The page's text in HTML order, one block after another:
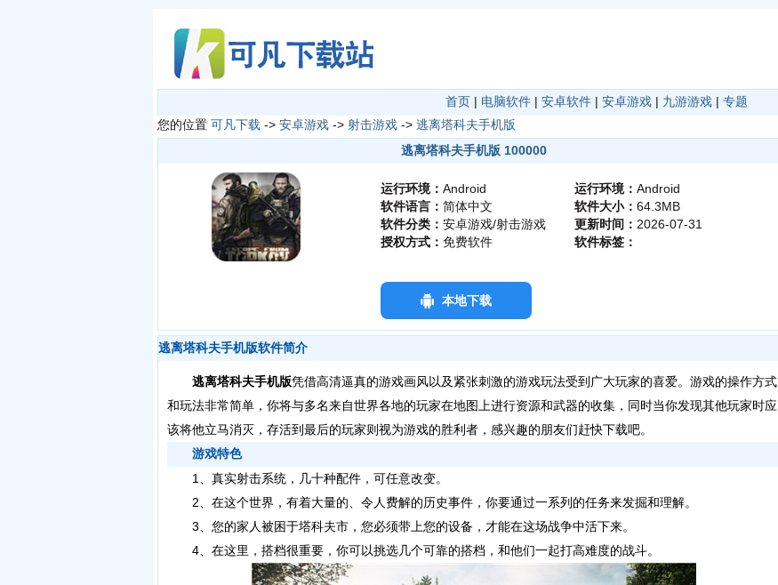
首页 | 电脑软件 | 安卓软件 | 安卓游戏 | 九游游戏 | 专题
您的位置 可凡下载 -> 安卓游戏 -> 射击游戏 -> 逃离塔科夫手机版
逃离塔科夫手机版 100000
运行环境： Android
软件语言： 简体中文
软件分类： 安卓游戏/射击游戏
授权方式： 免费软件
运行环境： Android
软件大小： 64.3MB
更新时间： 2026-07-31
软件标签：
本地下载
逃离塔科夫手机版软件简介
逃离塔科夫手机版凭借高清逼真的游戏画风以及紧张刺激的游戏玩法受到广大玩家的喜爱。游戏的操作方式
和玩法非常简单，你将与多名来自世界各地的玩家在地图上进行资源和武器的收集，同时当你发现其他玩家时应
该将他立马消灭，存活到最后的玩家则视为游戏的胜利者，感兴趣的朋友们赶快下载吧。
游戏特色
1、真实射击系统，几十种配件，可任意改变。
2、在这个世界，有着大量的、令人费解的历史事件，你要通过一系列的任务来发掘和理解。
3、您的家人被困于塔科夫市，您必须带上您的设备，才能在这场战争中活下来。
4、在这里，搭档很重要，你可以挑选几个可靠的搭档，和他们一起打高难度的战斗。